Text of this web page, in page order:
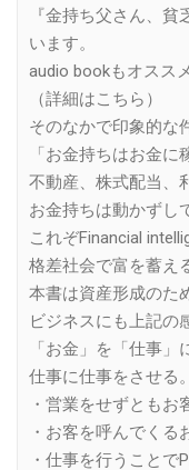
『金持ち父さん、
います。
audio bookもオスス
（詳細はこちら）
そのなかで印象的な
「お金持ちはお金に
不動産、株式配当、
お金持ちは動かずし
これぞFinancial
格差社会で富を蓄え
本書は資産形成のた
ビジネスにも上記の
「お金」を「仕事」
仕事に仕事をさせる
・営業をせずともお
・お客を呼んでくる
・仕事を行うことで